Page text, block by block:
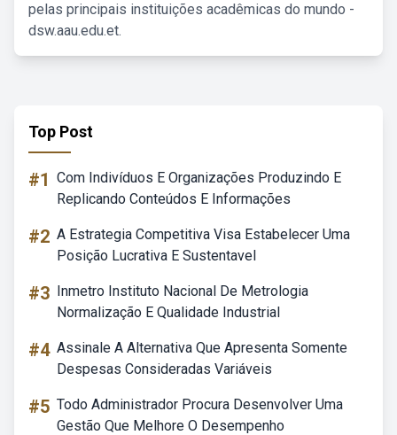
pelas principais instituições acadêmicas do mundo -
dsw.aau.edu.et.
Top Post
#1 Com Indivíduos E Organizações Produzindo E
Replicando Conteúdos E Informações
#2 A Estrategia Competitiva Visa Estabelecer Uma
Posição Lucrativa E Sustentavel
#3 Inmetro Instituto Nacional De Metrologia
Normalização E Qualidade Industrial
#4 Assinale A Alternativa Que Apresenta Somente
Despesas Consideradas Variáveis
#5 Todo Administrador Procura Desenvolver Uma
Gestão Que Melhore O Desempenho